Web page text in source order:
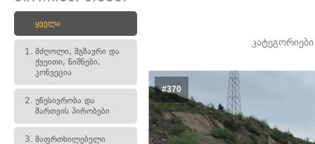
ყველა
1. მძღოლი, მგზავრი და
ქვეითი, ნიშნები,
კონვეცია
2. უწესივრობა და
მართვის პირობები
3. მაფრთხილებელი
#370